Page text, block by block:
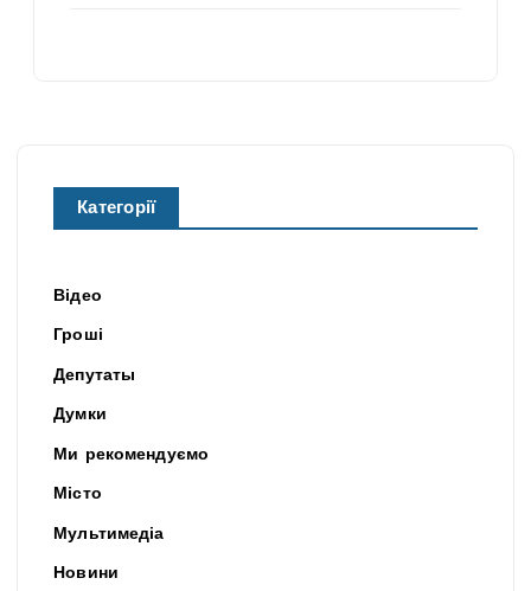
Категорії
Відео
Гроші
Депутаты
Думки
Ми рекомендуємо
Місто
Мультимедіа
Новини